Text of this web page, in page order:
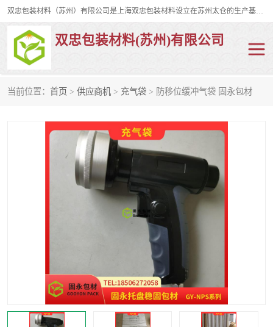
双忠包装材料（苏州）有限公司是上海双忠包装材料设立在苏州太仓的生产基地，占地约2万平米，产品主要有打孔缠绕膜，拉伸蜂窝纸，集装箱充气袋，滑托板，打包带，裹包网兜，防滑纸等箱体和托盘的运输和保护性包材。固永包材®，GooYon Pack®，是我们保护性包装材料的专属品牌。
双忠包装材料(苏州)有限公司
当前位置： 首页 > 供应商机 > 充气袋 > 防移位缓冲气袋 固永包材
裹包网兜 纤维打包带
缠绕膜
托盘裹包网兜